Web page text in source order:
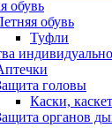
обувь
обувь
Туфли
головы
Каски,
органов